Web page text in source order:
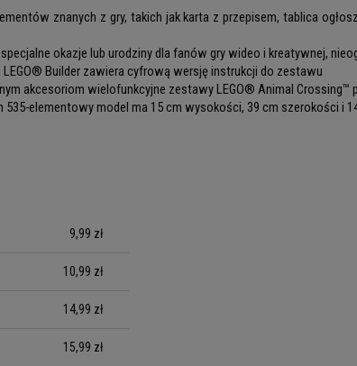
znanych z gry, takich jak karta z przepisem, tablica
okazje lub urodziny dla fanów gry wideo i kreatywnej,
Builder zawiera cyfrową wersję instrukcji do zestawu
akcesoriom wielofunkcyjne zestawy LEGO® Animal
elementowy model ma 15 cm wysokości, 39 cm szerokości i
9,99 zł
10,99 zł
14,99 zł
15,99 zł